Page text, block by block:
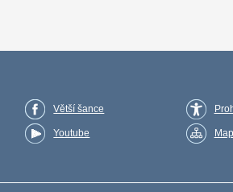
Větší šance
Youtube